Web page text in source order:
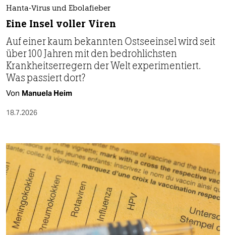
Hanta-Virus und Ebolafieber
Eine Insel voller Viren
Auf einer kaum bekannten Ostseeinsel wird seit
über 100 Jahren mit den bedrohlichsten
Krankheitserregern der Welt experimentiert.
Was passiert dort?
Von Manuela Heim
18.7.2026